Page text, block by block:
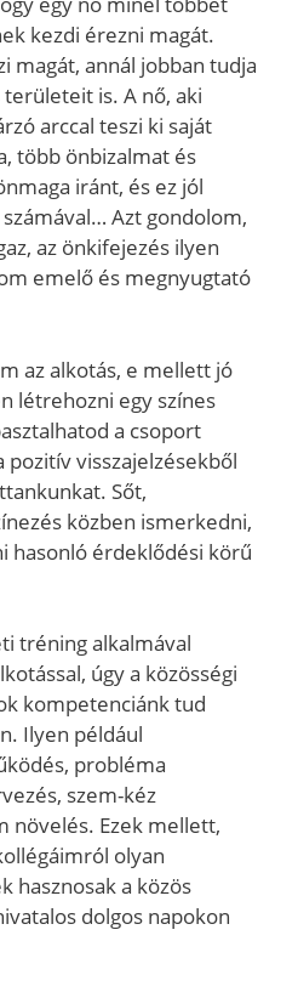
kezdi érezni magát.
magát, annál jobban tudja
is. A nő, aki
arccal teszi ki saját
több önbizalmat és
iránt, és ez jól
Azt gondolom,
az önkifejezés ilyen
emelő és megnyugtató
az alkotás, e mellett jó
létrehozni egy színes
a csoport
visszajelzésekből
Sőt,
közben ismerkedni,
hasonló érdeklődési körű
tréning alkalmával
úgy a közösségi
kompetenciánk tud
Ilyen például
probléma
szem-kéz
növelés. Ezek mellett,
olyan
hasznosak a közös
dolgos napokon